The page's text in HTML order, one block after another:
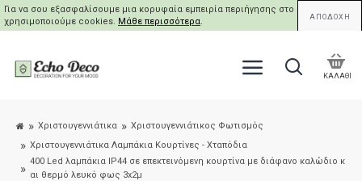
Για να σου εξασφαλίσουμε μια κορυφαία εμπειρία περιήγησης στο site μας,
χρησιμοποιούμε cookies. Μάθε περισσότερα. ΑΠΟΔΟΧΗ
ΚΑΛΑΘΙ
Χριστουγεννιάτικα
Χριστουγεννιάτικος Φωτισμός
Χριστουγεννιάτικα Λαμπάκια Κουρτίνες - Χταπόδια
400 Led λαμπάκια IP44 σε επεκτεινόμενη κουρτίνα με διάφανο καλώδιο κ
αι θερμό λευκό φως 3x2μ